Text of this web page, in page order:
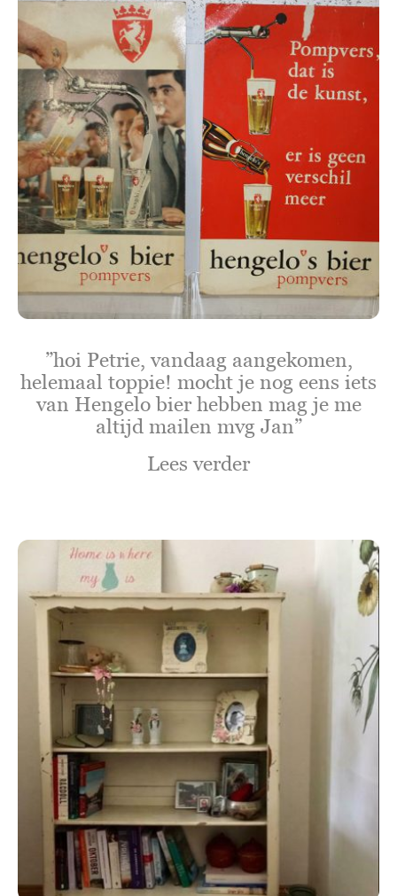
”hoi Petrie, vandaag aangekomen,
helemaal toppie! mocht je nog eens iets
van Hengelo bier hebben mag je me
altijd mailen mvg Jan”
Lees verder